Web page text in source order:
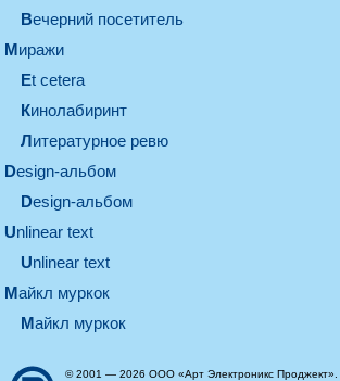
вечерний посетитель
миражи
et cetera
кинолабиринт
литературное ревю
design-альбом
design-альбом
unlinear text
Unlinear text
майкл муркок
майкл муркок
© 2001 — 2026 ООО «Арт Электроникс Проджект».